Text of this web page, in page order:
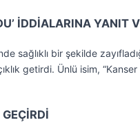
İDDİALARINA YANIT
sağlıklı bir şekilde
getirdi. Ünlü isim,